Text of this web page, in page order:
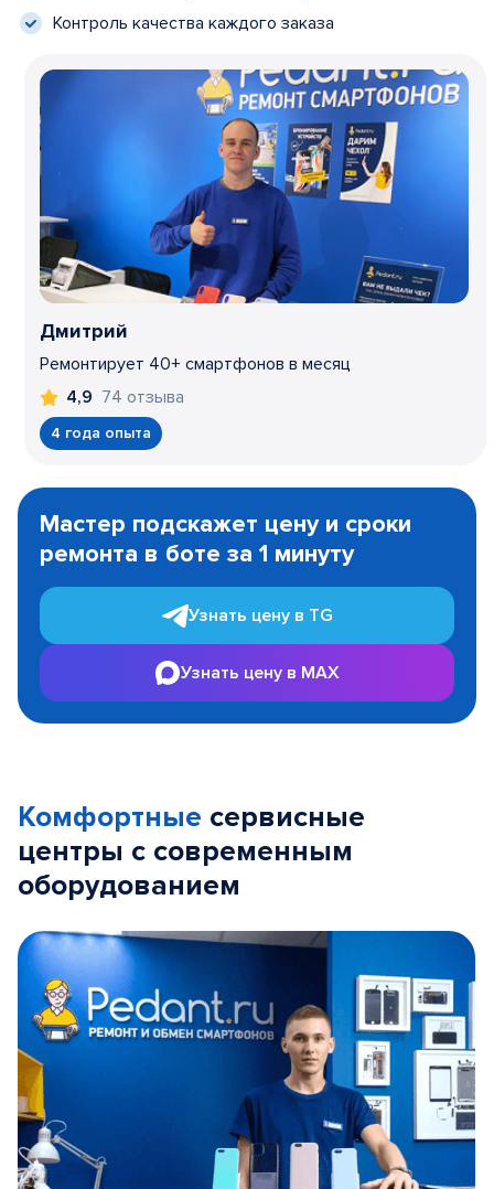
Контроль качества каждого заказа
Дмитрий
Ремонтирует 40+ смартфонов в месяц
4,9 74 отзыва
4 года опыта
1
Мастер подскажет цену и сроки
ремонта в боте за 1 минуту
Узнать цену в TG
Узнать цену в MAX
Комфортные сервисные
центры с современным
оборудованием